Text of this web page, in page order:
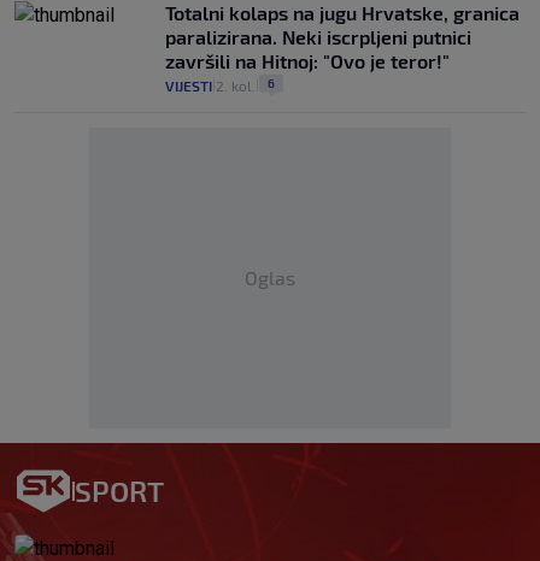
Totalni kolaps na jugu Hrvatske, granica
paralizirana. Neki iscrpljeni putnici
završili na Hitnoj: "Ovo je teror!"
VIJESTI 2. kol. 6
Oglas
SPORT